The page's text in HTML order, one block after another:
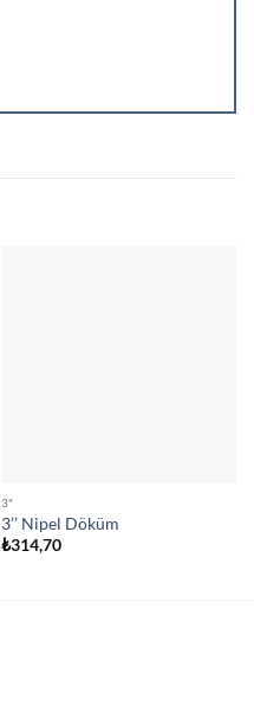
3"
3’’ Nipel Döküm
₺314,70